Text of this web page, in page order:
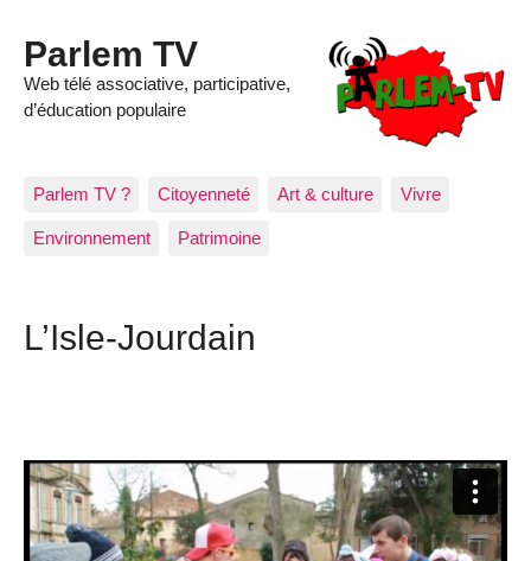
Parlem TV
Web télé associative, participative,
d’éducation populaire
Parlem TV ? Citoyenneté Art & culture Vivre
Environnement Patrimoine
L’Isle-Jourdain